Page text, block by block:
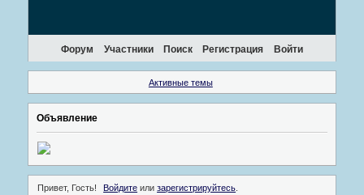
Форум Участники Поиск Регистрация Войти
Активные темы
Объявление
Привет, Гость! Войдите илизарегистрируйтесь